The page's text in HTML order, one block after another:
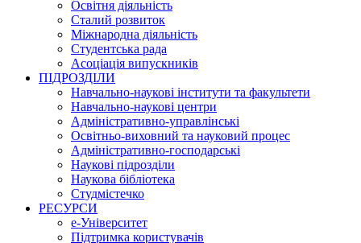
Освітня діяльність
Сталий розвиток
Міжнародна діяльність
Студентська рада
Асоціація випускників
ПІДРОЗДІЛИ
Навчально-наукові інститути та факультети
Навчально-наукові центри
Адміністративно-управлінські
Освітньо-виховний та науковий процес
Адміністративно-господарські
Наукові підрозділи
Наукова бібліотека
Студмістечко
РЕСУРСИ
е-Університет
Підтримка користувачів